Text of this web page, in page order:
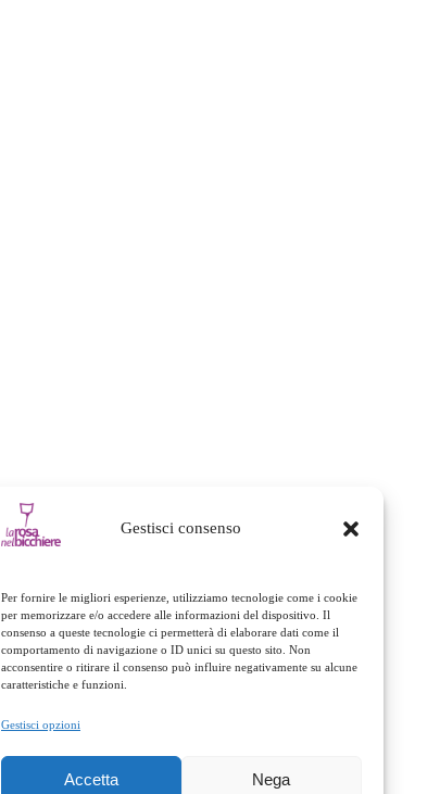
Gestisci consenso
Per fornire le migliori esperienze, utilizziamo tecnologie come i cookie
per memorizzare e/o accedere alle informazioni del dispositivo. Il
consenso a queste tecnologie ci permetterà di elaborare dati come il
comportamento di navigazione o ID unici su questo sito. Non
acconsentire o ritirare il consenso può influire negativamente su alcune
caratteristiche e funzioni.
Gestisci opzioni
Accetta Nega